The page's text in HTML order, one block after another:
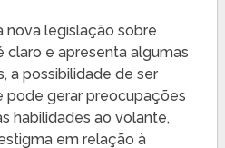
nova legislação sobre
claro e apresenta algumas
a possibilidade de ser
pode gerar preocupações
habilidades ao volante,
em relação à